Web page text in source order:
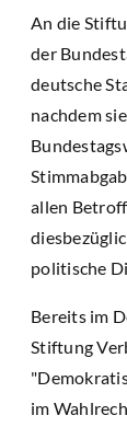
An die
der
deutsche
nachdem
allen
politische
Bereits im
Stiftung
im